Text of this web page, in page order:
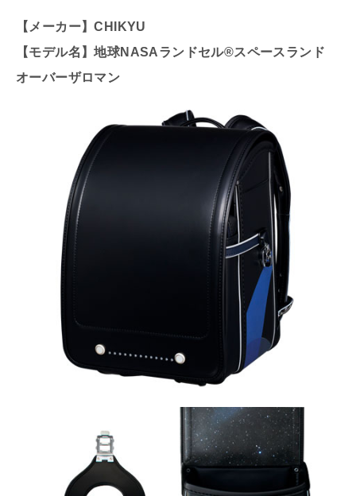
【メーカー】CHIKYU
【モデル名】地球NASAランドセル®スペースランド
オーバーザロマン